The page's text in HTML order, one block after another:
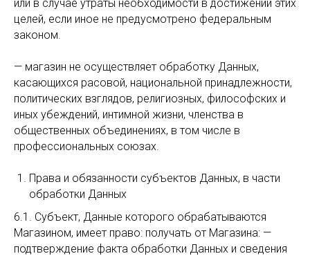
или в случае утраты необходимости в достижении этих
целей, если иное не предусмотрено федеральным
законом.
— магазин не осуществляет обработку Данных,
касающихся расовой, национальной принадлежности,
политических взглядов, религиозных, философских и
иных убеждений, интимной жизни, членства в
общественных объединениях, в том числе в
профессиональных союзах.
Права и обязанности субъектов Данных, в части
обработки Данных
6.1. Субъект, Данные которого обрабатываются
Магазином, имеет право: получать от Магазина: —
подтверждение факта обработки Данных и сведения